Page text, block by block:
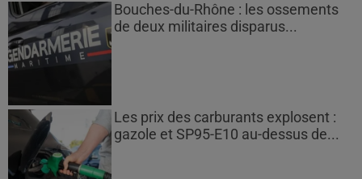
Bouches-du-Rhône : les ossements
de deux militaires disparus...
Les prix des carburants explosent :
gazole et SP95-E10 au-dessus de...